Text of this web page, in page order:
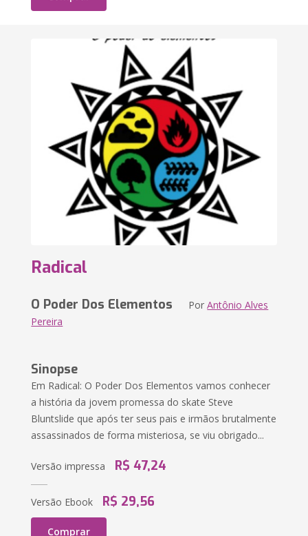
Radical
O Poder Dos Elementos PorAntônio Alves
Pereira
Sinopse
Em Radical: O Poder Dos Elementos vamos conhecer
a história da jovem promessa do skate Steve
Bluntslide que após ter seus pais e irmãos brutalmente
assassinados de forma misteriosa, se viu obrigado...
Versão impressa R$ 47,24
Versão Ebook R$ 29,56
Comprar